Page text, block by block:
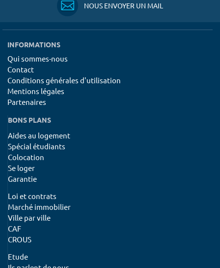
NOUS ENVOYER UN MAIL
INFORMATIONS
Qui sommes-nous
Contact
Conditions générales d'utilisation
Mentions légales
Partenaires
BONS PLANS
Aides au logement
Spécial étudiants
Colocation
Se loger
Garantie
Loi et contrats
Marché immobilier
Ville par ville
CAF
CROUS
Etude